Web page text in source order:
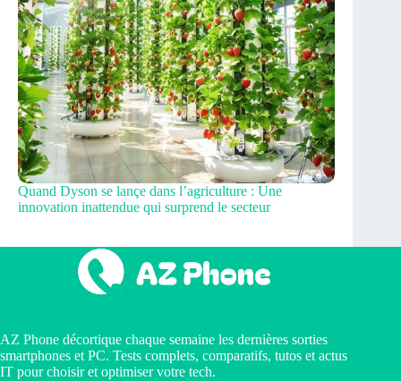
Quand Dyson se lançe dans l’agriculture : Une
innovation inattendue qui surprend le secteur
AZ Phone décortique chaque semaine les dernières sorties
smartphones et PC. Tests complets, comparatifs, tutos et actus
IT pour choisir et optimiser votre tech.